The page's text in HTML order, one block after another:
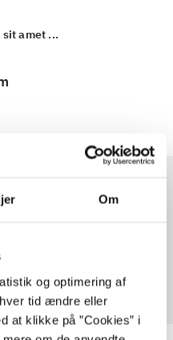
Om
og optimering af
tid ændre eller
at klikke på ”Cookies” i
amet ...
emner